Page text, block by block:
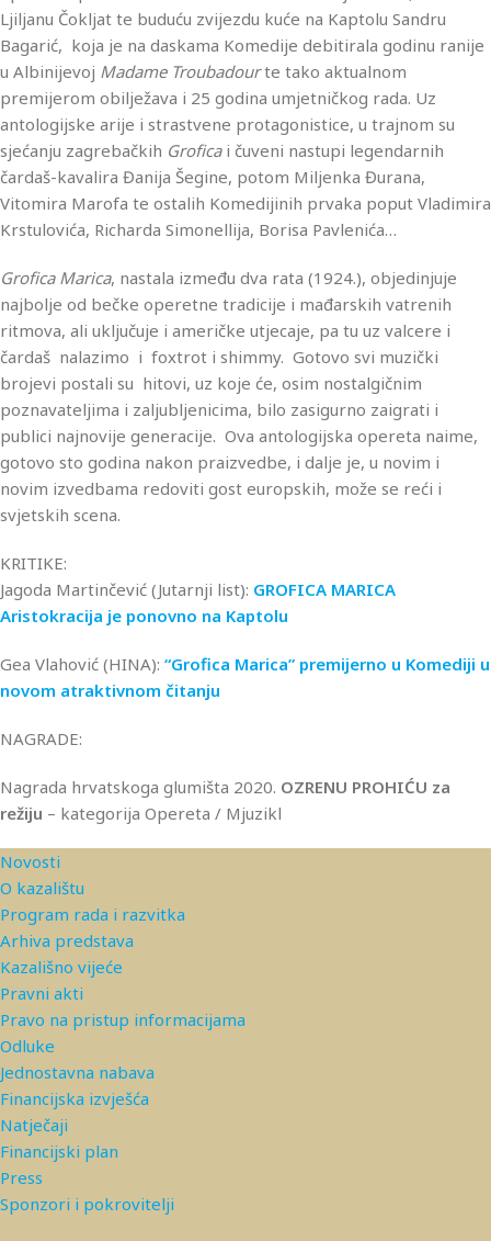
Ljiljanu Čokljat te buduću zvijezdu kuće na Kaptolu Sandru
Bagarić, koja je na daskama Komedije debitirala godinu ranije
u Albinijevoj Madame Troubadourte tako aktualnom
premijerom obilježava i 25 godina umjetničkog rada. Uz
antologijske arije i strastvene protagonistice, u trajnom su
sjećanju zagrebačkih Groficai čuveni nastupi legendarnih
čardaš-kavalira Đanija Šegine, potom Miljenka Đurana,
Vitomira Marofa te ostalih Komedijinih prvaka poput Vladimira
Krstulovića, Richarda Simonellija, Borisa Pavlenića…
Grofica Marica, nastala između dva rata (1924.), objedinjuje
najbolje od bečke operetne tradicije i mađarskih vatrenih
ritmova, ali uključuje i američke utjecaje, pa tu uz valcere i
čardaš nalazimo i foxtrot i shimmy. Gotovo svi muzički
brojevi postali su hitovi, uz koje će, osim nostalgičnim
poznavateljima i zaljubljenicima, bilo zasigurno zaigrati i
publici najnovije generacije. Ova antologijska opereta naime,
gotovo sto godina nakon praizvedbe, i dalje je, u novim i
novim izvedbama redoviti gost europskih, može se reći i
svjetskih scena.
KRITIKE:
Jagoda Martinčević (Jutarnji list): GROFICA MARICA
Aristokracija je ponovno na Kaptolu
Gea Vlahović (HINA): “Grofica Marica” premijerno u Komediji u
novom atraktivnom čitanju
NAGRADE:
Nagrada hrvatskoga glumišta 2020. OZRENU PROHIĆU za
režiju – kategorija Opereta / Mjuzikl
Novosti
O kazalištu
Program rada i razvitka
Arhiva predstava
Kazališno vijeće
Pravni akti
Pravo na pristup informacijama
Odluke
Jednostavna nabava
Financijska izvješća
Natječaji
Financijski plan
Press
Sponzori i pokrovitelji